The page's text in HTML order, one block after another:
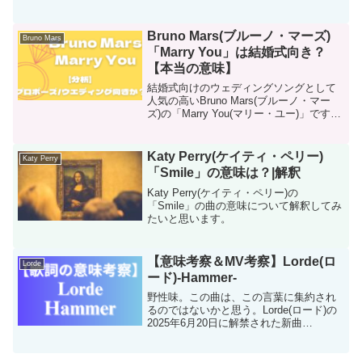
Bruno Mars
Bruno Mars(ブルーノ・マーズ)
「Marry You」は結婚式向き？
【本当の意味】
結婚式向けのウェディングソングとして
人気の高いBruno Mars(ブルーノ・マー
ズ)の「Marry You(マリー・ユー)」です
たうえで、ウェディングソングとして適
切か結論を出します。
Katy Perry
Katy Perry(ケイティ・ペリー)
「Smile」の意味は？|解釈
Katy Perry(ケイティ・ペリー)の
「Smile」の曲の意味について解釈してみ
たいと思います。
Lorde
【意味考察＆MV考察】Lorde(ロ
ード)-Hammer-
野性味。この曲は、この言葉に集約され
るのではないかと思う。Lorde(ロード)の
2025年6月20日に解禁された新曲